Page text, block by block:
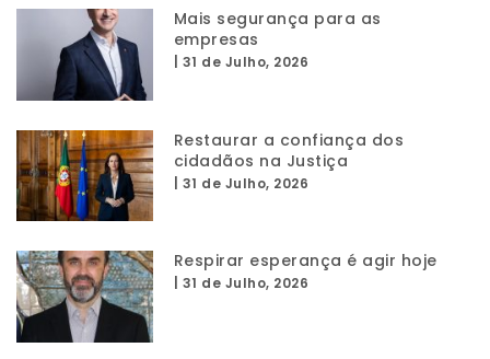
Mais segurança para as
empresas
31 de Julho, 2026
Restaurar a confiança dos
cidadãos na Justiça
31 de Julho, 2026
Respirar esperança é agir hoje
31 de Julho, 2026